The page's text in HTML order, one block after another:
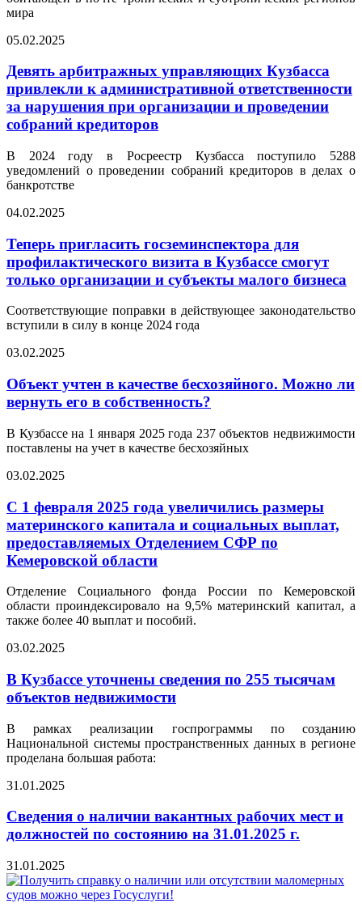
мира
05.02.2025
Девять арбитражных управляющих Кузбасса
привлекли к административной ответственности
за нарушения при организации и проведении
собраний кредиторов
В 2024 году в Росреестр Кузбасса поступило 5288
уведомлений о проведении собраний кредиторов в делах о
банкротстве
04.02.2025
Теперь пригласить госземинспектора для
профилактического визита в Кузбассе смогут
только организации и субъекты малого бизнеса
Соответствующие поправки в действующее законодательство
вступили в силу в конце 2024 года
03.02.2025
Объект учтен в качестве бесхозяйного. Можно ли
вернуть его в собственность?
В Кузбассе на 1 января 2025 года 237 объектов недвижимости
поставлены на учет в качестве бесхозяйных
03.02.2025
С 1 февраля 2025 года увеличились размеры
материнского капитала и социальных выплат,
предоставляемых Отделением СФР по
Кемеровской области
Отделение Социального фонда России по Кемеровской
области проиндексировало на 9,5% материнский капитал, а
также более 40 выплат и пособий.
03.02.2025
В Кузбассе уточнены сведения по 255 тысячам
объектов недвижимости
В рамках реализации госпрограммы по созданию
Национальной системы пространственных данных в регионе
проделана большая работа:
31.01.2025
Сведения о наличии вакантных рабочих мест и
должностей по состоянию на 31.01.2025 г.
31.01.2025